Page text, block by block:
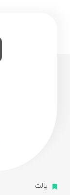
پالت